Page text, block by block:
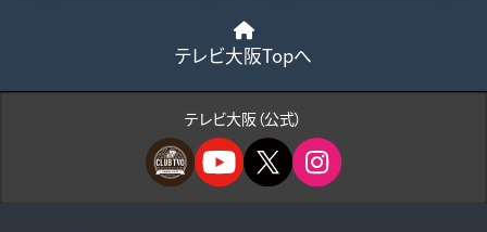
テレビ大阪Topへ
テレビ大阪（公式）